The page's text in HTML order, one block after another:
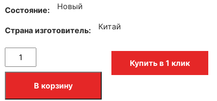
Состояние Новый
Страна изготовитель Китай
В корзину
Купить в 1 клик